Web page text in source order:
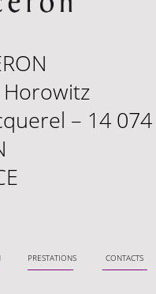
Horowitz
– 14 074
Prestations Contacts